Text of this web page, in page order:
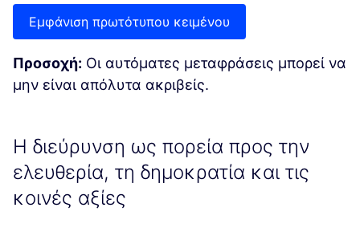
Εμφάνιση πρωτότυπου κειμένου
Προσοχή: Οι αυτόματες μεταφράσεις μπορεί να
μην είναι απόλυτα ακριβείς.
Η διεύρυνση ως πορεία προς την
ελευθερία, τη δημοκρατία και τις
κοινές αξίες